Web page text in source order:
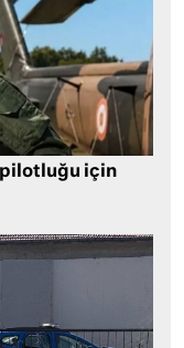
pilotluğu için